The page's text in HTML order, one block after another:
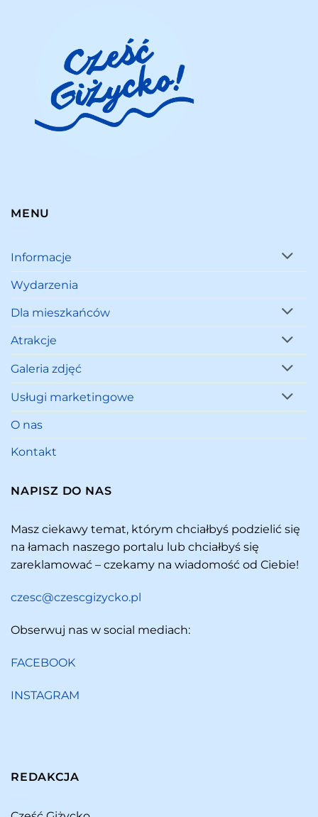
MENU
Informacje
Wydarzenia
Dla mieszkańców
Atrakcje
Galeria zdjęć
Usługi marketingowe
O nas
Kontakt
NAPISZ DO NAS
Masz ciekawy temat, którym chciałbyś podzielić się
na łamach naszego portalu lub chciałbyś się
zareklamować – czekamy na wiadomość od Ciebie!
czesc@czescgizycko.pl
Obserwuj nas w social mediach:
FACEBOOK
INSTAGRAM
REDAKCJA